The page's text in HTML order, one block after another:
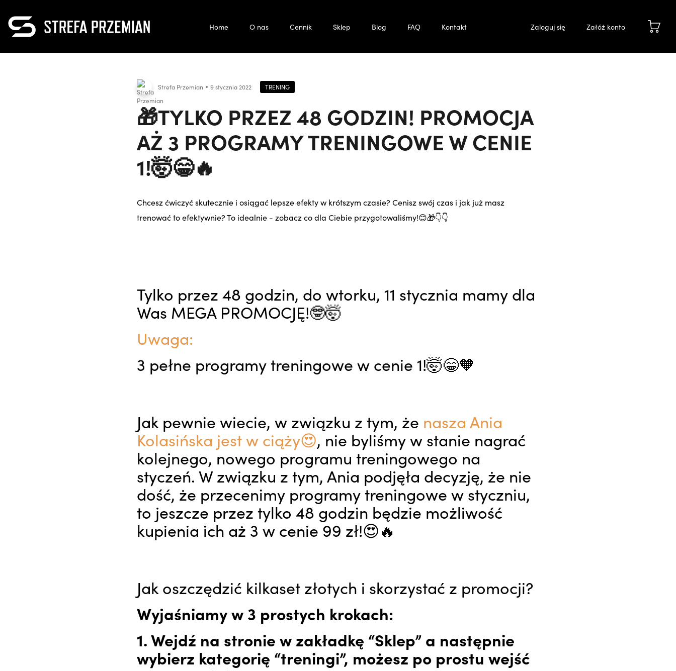
Home O nas Cennik Sklep Blog FAQ Kontakt Zaloguj się Załóż konto
Strefa Przemian 9 stycznia 2022 TRENING
🎁TYLKO PRZEZ 48 GODZIN! PROMOCJA
AŻ 3 PROGRAMY TRENINGOWE W CENIE
1!🤯😁🔥
Chcesz ćwiczyć skutecznie i osiągać lepsze efekty w krótszym czasie? Cenisz swój czas i jak już masz
trenować to efektywnie? To idealnie - zobacz co dla Ciebie przygotowaliśmy!😊🎁👇👇
Tylko przez 48 godzin, do wtorku, 11 stycznia mamy dla
Was MEGA PROMOCJĘ!🤓🤯
Uwaga:
3 pełne programy treningowe w cenie 1!🤯😁🧡
Jak pewnie wiecie, w związku z tym, że nasza Ania
Kolasińska jest w ciąży😍, nie byliśmy w stanie nagrać
kolejnego, nowego programu treningowego na
styczeń. W związku z tym, Ania podjęła decyzję, że nie
dość, że przecenimy programy treningowe w styczniu,
to jeszcze przez tylko 48 godzin będzie możliwość
kupienia ich aż 3 w cenie 99 zł!😍🔥
Jak oszczędzić kilkaset złotych i skorzystać z promocji?
Wyjaśniamy w 3 prostych krokach:
1. Wejdź na stronie w zakładkę “Sklep” a następnie
wybierz kategorię “treningi”, możesz po prostu wejść